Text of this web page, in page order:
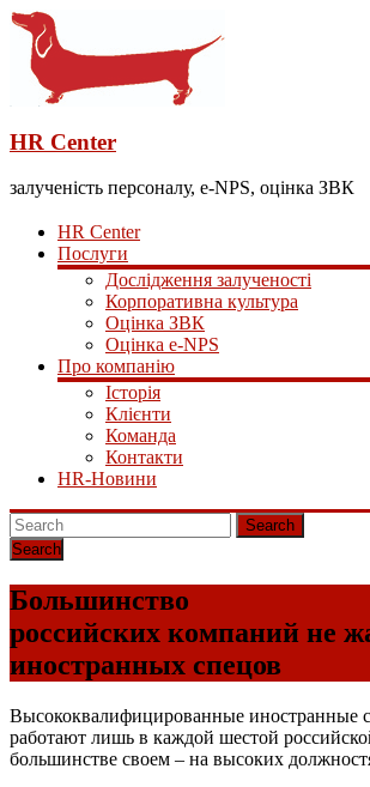
HR Center
залученість персоналу, e-NPS, оцінка ЗВК
HR Center
Послуги
Дослідження залученості
Корпоративна культура
Оцінка ЗВК
Оцінка e-NPS
Про компанію
Історія
Клієнти
Команда
Контакти
HR-Новини
Search
Большинство
российских компаний не
иностранных спецов
Высококвалифицированные иностранные
работают лишь в каждой шестой
большинстве своем – на высоких